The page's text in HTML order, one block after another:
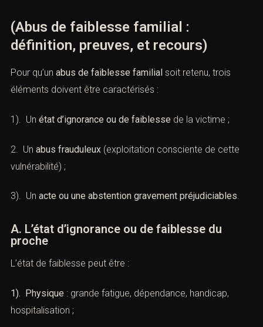
(Abus de faiblesse familial :
définition, preuves, et recours)
Pour qu’un abus de faiblesse familial soit retenu, trois
éléments doivent être caractérisés :
1). Un état d’ignorance ou de faiblesse de la victime ;
2. Un abus frauduleux (exploitation consciente de cette
vulnérabilité) ;
3). Un acte ou une abstention gravement préjudiciables.
A. L’état d’ignorance ou de faiblesse du
proche
L’état de faiblesse peut être :
1). Physique : grande fatigue, dépendance, handicap,
hospitalisation ;